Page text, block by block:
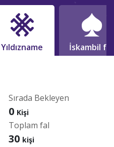
Yıldızname İskambil
Sırada Bekleyen
0 Kişi
Toplam fal
30 kişi